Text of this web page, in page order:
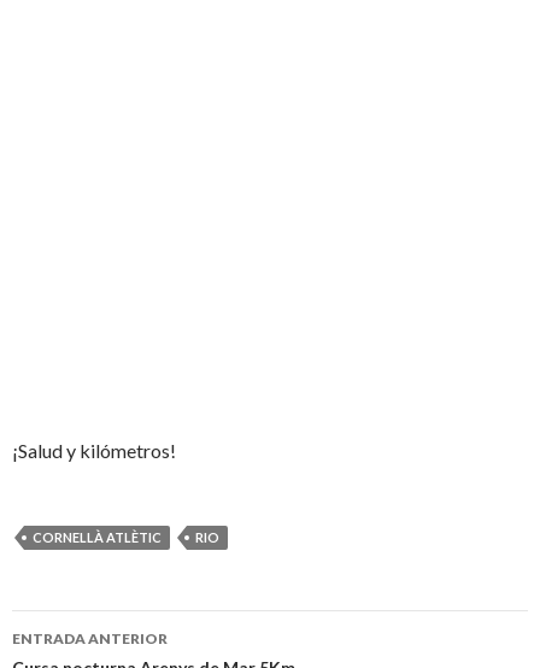
¡Salud y kilómetros!
CORNELLÀ ATLÈTIC RIO
Navegación
ENTRADA ANTERIOR